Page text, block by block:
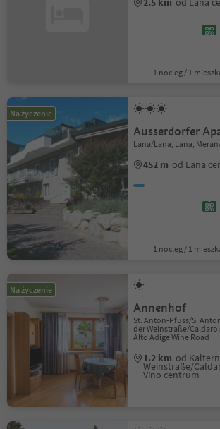
1 nocleg / 1
Na życzenie
Ausserdorfer
Lana/Lana, Lana,
452 m od Lana
1 nocleg / 1
Na życzenie
Annenhof
St. Anton-Pfuss/S.
der Weinstraße/Caldaro
Alto Adige Wine Road
1.2 km od
Weinstraße/
Vino centrum